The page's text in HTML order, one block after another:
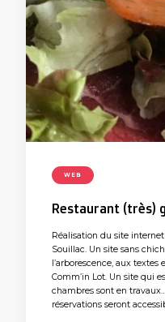
WEB
Restaurant (très)
Réalisation du site
Souillac. Un site sans
l’arborescence, aux textes
Comm’in Lot. Un site qui
chambres sont en
réservations seront